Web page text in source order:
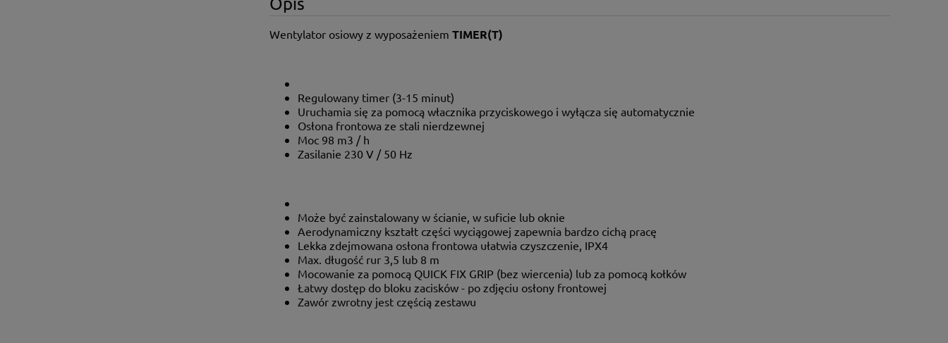
Wentylator osiowy z wyposażeniem TIMER(T)
Regulowany timer (3-15 minut)
Uruchamia się za pomocą włacznika przyciskowego i wyłącza się automatycznie
Osłona frontowa ze stali nierdzewnej
Moc 98 m3 / h
Zasilanie 230 V / 50 Hz
Może być zainstalowany w ścianie, w suficie lub oknie
Aerodynamiczny kształt części wyciągowej zapewnia bardzo cichą pracę
Lekka zdejmowana osłona frontowa ułatwia czyszczenie, IPX4
Max. długość rur 3,5 lub 8 m
Mocowanie za pomocą QUICK FIX GRIP (bez wiercenia) lub za pomocą kołków
Łatwy dostęp do bloku zacisków - po zdjęciu osłony frontowej
Zawór zwrotny jest częścią zestawu